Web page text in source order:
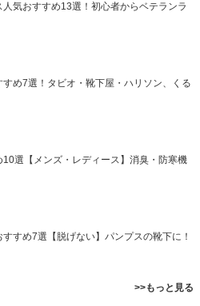
気おすすめ13選！初心者からベテランラ
すめ7選！タビオ・靴下屋・ハリソン、くる
選【メンズ・レディース】消臭・防寒機
すめ7選【脱げない】パンプスの靴下に！
>>もっと見る